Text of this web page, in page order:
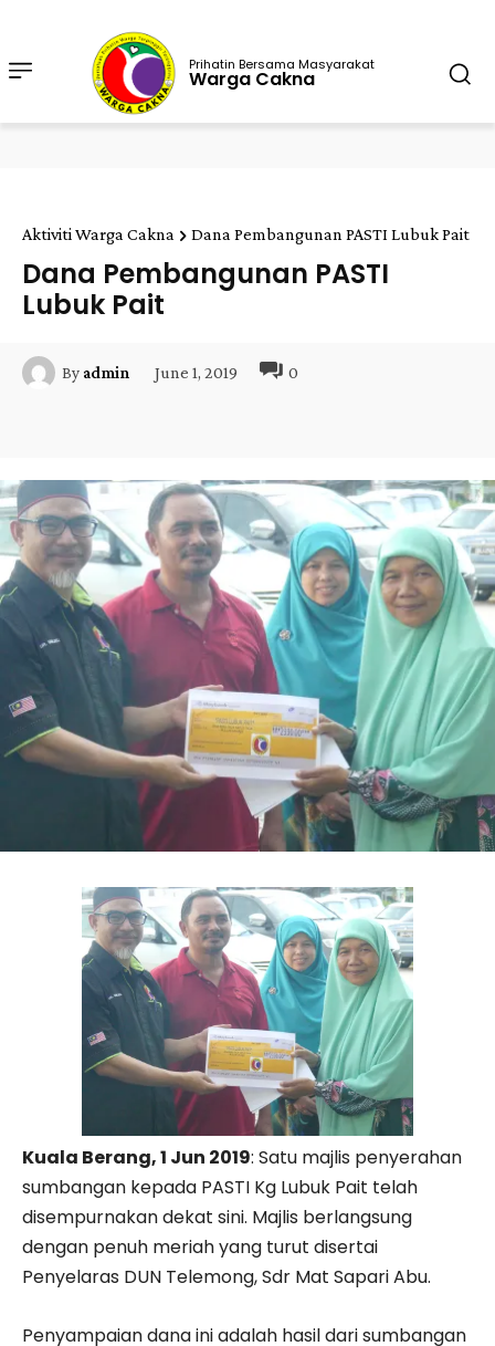
Prihatin Bersama Masyarakat
Warga Cakna
Aktiviti Warga Cakna Dana Pembangunan PASTI Lubuk Pait
Dana Pembangunan PASTI
Lubuk Pait
By admin June 1, 2019 0
Kuala Berang, 1 Jun 2019: Satu majlis penyerahan
sumbangan kepada PASTI Kg Lubuk Pait telah
disempurnakan dekat sini. Majlis berlangsung
dengan penuh meriah yang turut disertai
Penyelaras DUN Telemong, Sdr Mat Sapari Abu.
Penyampaian dana ini adalah hasil dari sumbangan